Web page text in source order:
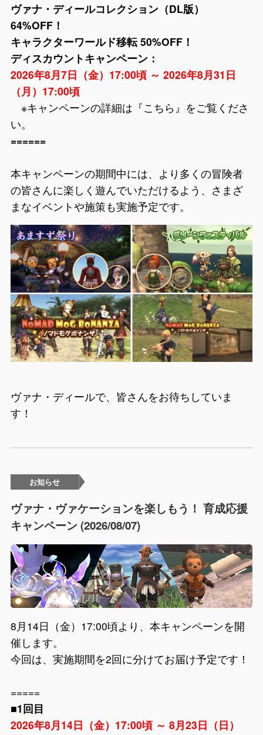
ヴァナ・ディールコレクション（DL版）
64%OFF！
キャラクターワールド移転 50%OFF！
ディスカウントキャンペーン：
2026年8月7日（金）17:00頃 ～ 2026年8月31日
（月）17:00頃
※キャンペーンの詳細は『こちら 』をご覧くださ
い。
======
本キャンペーンの期間中には、より多くの冒険者
の皆さんに楽しく遊んでいただけるよう、さまざ
まなイベントや施策も実施予定です。
ヴァナ・ディールで、皆さんをお待ちしていま
す！
お知らせ
ヴァナ・ヴァケーションを楽しもう！ 育成応援
キャンペーン (2026/08/07)
8月14日（金）17:00頃より、本キャンペーンを開
催します。
今回は、実施期間を2回に分けてお届け予定です！
=====
■1回目
2026年8月14日（金）17:00頃 ～ 8月23日（日）